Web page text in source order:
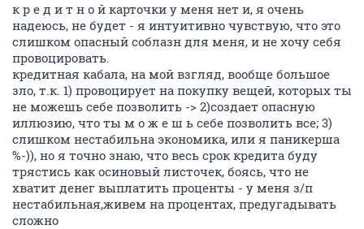
к р е д и т н о й карточки у меня нет и, я очень
надеюсь, не будет - я интуитивно чувствую, что это
слишком опасный соблазн для меня, и не хочу себя
провоцировать.
кредитная кабала, на мой взгляд, вообще большое
зло, т.к. 1) провоцирует на покупку вещей, которых ты
не можешь себе позволить -> 2)создает опасную
иллюзию, что ты м о ж е ш ь себе позволить все; 3)
слишком нестабильна экономика, или я паникерша
%-)), но я точно знаю, что весь срок кредита буду
трястись как осиновый листочек, боясь, что не
хватит денег выплатить проценты - у меня з/п
нестабильная,живем на процентах, предугадывать
сложно